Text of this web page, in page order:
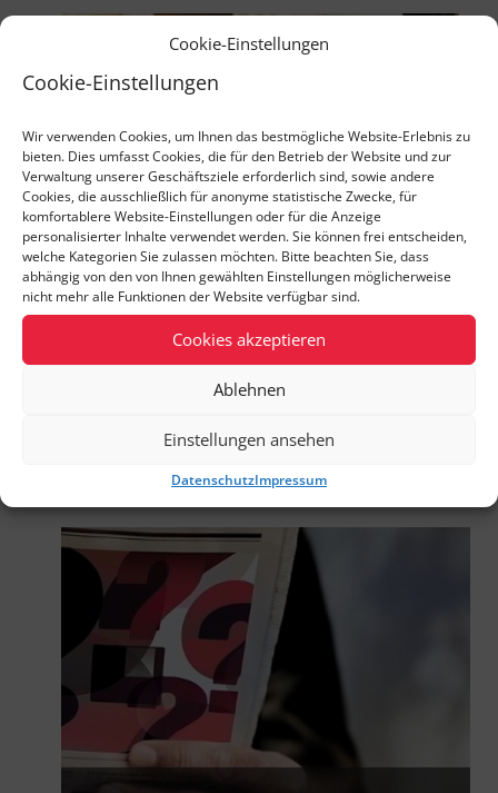
Cookie-Einstellungen
Cookie-Einstellungen
Wir verwenden Cookies, um Ihnen das bestmögliche Website-Erlebnis zu
bieten. Dies umfasst Cookies, die für den Betrieb der Website und zur
Verwaltung unserer Geschäftsziele erforderlich sind, sowie andere
Cookies, die ausschließlich für anonyme statistische Zwecke, für
komfortablere Website-Einstellungen oder für die Anzeige
personalisierter Inhalte verwendet werden. Sie können frei entscheiden,
welche Kategorien Sie zulassen möchten. Bitte beachten Sie, dass
abhängig von den von Ihnen gewählten Einstellungen möglicherweise
nicht mehr alle Funktionen der Website verfügbar sind.
Cookies akzeptieren
Ablehnen
Einstellungen ansehen
DatenschutzImpressum